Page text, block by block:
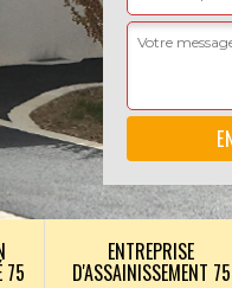
75
ENTREPRISE
D'ASSAINISSEMENT 75